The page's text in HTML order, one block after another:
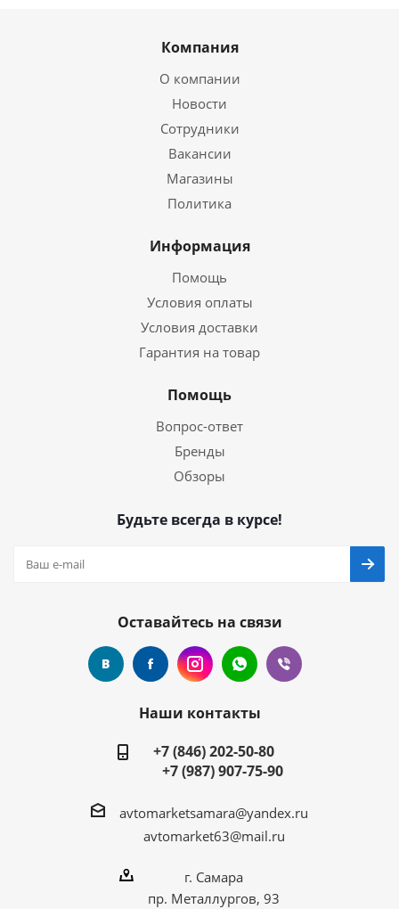
Компания
О компании
Новости
Сотрудники
Вакансии
Магазины
Политика
Информация
Помощь
Условия оплаты
Условия доставки
Гарантия на товар
Помощь
Вопрос-ответ
Бренды
Обзоры
Будьте всегда в курсе!
Оставайтесь на связи
Наши контакты
+7 (846) 202-50-80
+7 (987) 907-75-90
avtomarketsamara@yandex.ru
avtomarket63@mail.ru
г. Самара
пр. Металлургов, 93